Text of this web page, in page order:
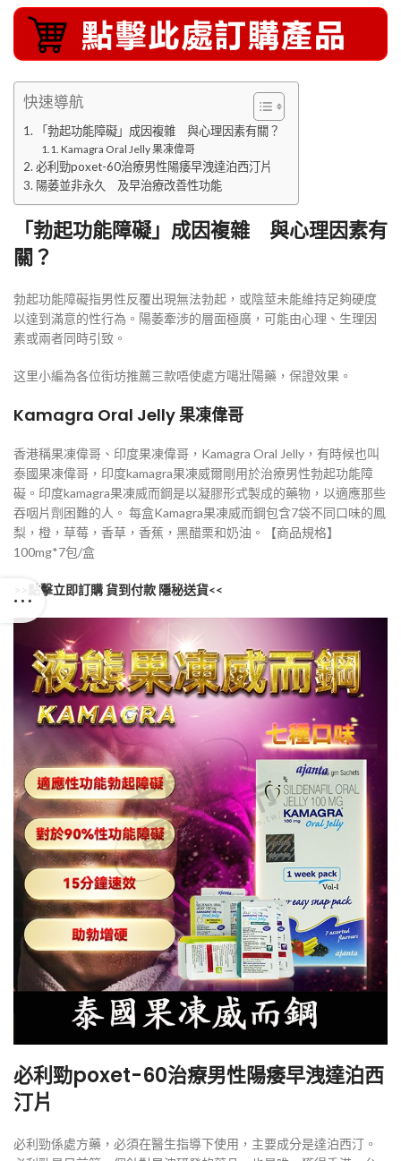
快速導航
「勃起功能障礙」成因複雜 與心理因素有關？
Kamagra Oral Jelly 果凍偉哥
必利勁poxet-60治療男性陽痿早洩達泊西汀片
陽萎並非永久 及早治療改善性功能
「勃起功能障礙」成因複雜 與心理因素有
關？
勃起功能障礙指男性反覆出現無法勃起，或陰莖未能維持足夠硬度
以達到滿意的性行為。陽萎牽涉的層面極廣，可能由心理、生理因
素或兩者同時引致。
这里小編為各位街坊推薦三款唔使處方噶壯陽藥，保證效果。
Kamagra Oral Jelly 果凍偉哥
香港稱果凍偉哥、印度果凍偉哥，Kamagra Oral Jelly，有時候也叫
泰國果凍偉哥，印度kamagra果凍威爾剛用於治療男性勃起功能障
礙。印度kamagra果凍威而鋼是以凝膠形式製成的藥物，以適應那些
吞咽片劑困難的人。 每盒Kamagra果凍威而鋼包含7袋不同口味的鳳
梨，橙，草莓，香草，香蕉，黑醋栗和奶油。【商品規格】
100mg*7包/盒
>>點擊立即訂購 貨到付款 隱秘送貨<<
必利勁poxet-60治療男性陽痿早洩達泊西
汀片
必利勁係處方藥，必須在醫生指導下使用，主要成分是達泊西汀。